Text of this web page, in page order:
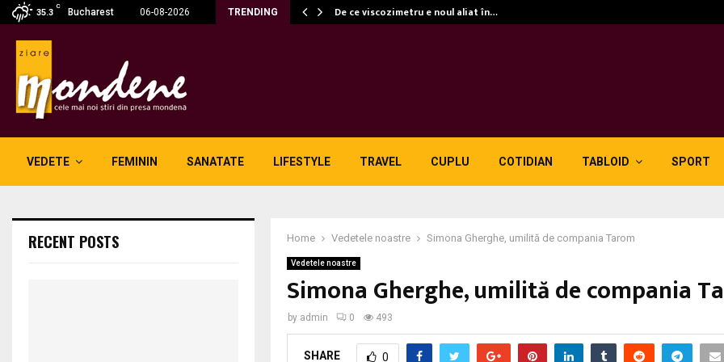
35.3
C
Bucharest 06-08-2026 TRENDING
fum: unde se potrivesc… De ce viscozimetru e noul aliat în…
VEDETE FEMININ SANATATE LIFESTYLE TRAVEL CUPLU COTIDIAN TABLOID SPORT
Home Vedetele noastre Simona Gherghe, umilită de compania Tarom
Vedetele noastre
Simona Gherghe, umilită de compania
by admin 0 493
SHARE 0
RECENT POSTS